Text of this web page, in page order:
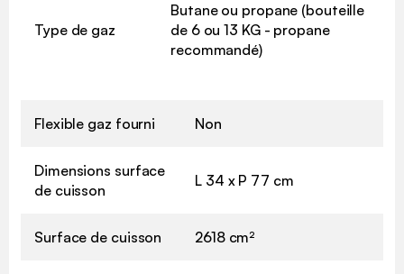
Type de gaz
Butane ou propane (bouteille
de 6 ou 13 KG - propane
recommandé)
Flexible gaz fourni Non
Dimensions surface
de cuisson
L 34 x P 77 cm
Surface de cuisson 2618 cm²